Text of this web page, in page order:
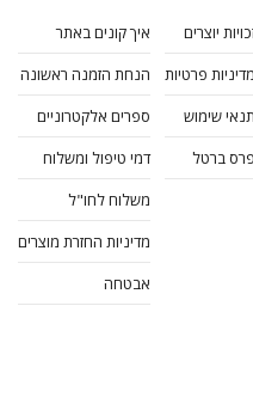
יוצרים
מדיניות פרטיות
תנאי שימוש
פרס ברטל
איך קונים באתר
הנחת הזמנה ראשונה
ספרים אלקטרוניים
דמי טיפול ומשלוח
משלוח לחו"ל
מדיניות החזרת מוצרים
אבטחה